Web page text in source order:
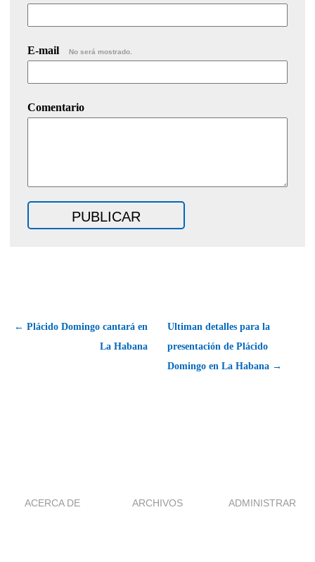
E-mail No será mostrado.
Comentario
← Plácido Domingo cantará en
La Habana
Ultiman detalles para la
presentación de Plácido
Domingo en La Habana →
ACERCA DE ARCHIVOS ADMINISTRAR